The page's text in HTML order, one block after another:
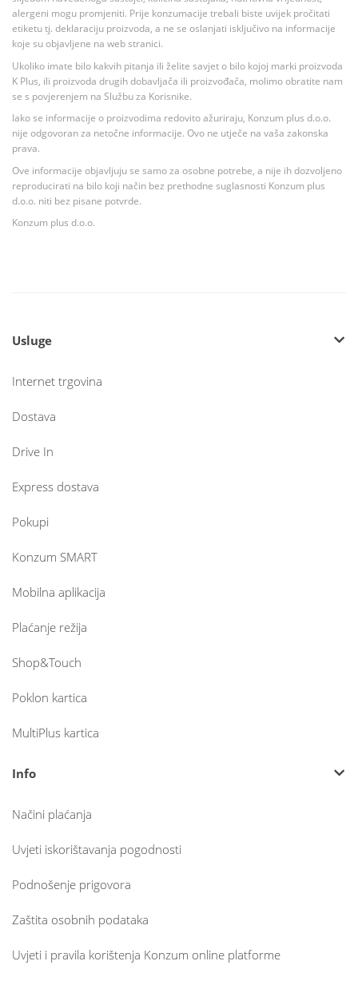
alergeni mogu promjeniti. Prije konzumacije trebali biste uvijek pročitati
etiketu tj. deklaraciju proizvoda, a ne se oslanjati isključivo na informacije
koje su objavljene na web stranici.
Ukoliko imate bilo kakvih pitanja ili želite savjet o bilo kojoj marki proizvoda
K Plus, ili proizvoda drugih dobavljača ili proizvođača, molimo obratite nam
se s povjerenjem na Službu za Korisnike.
Iako se informacije o proizvodima redovito ažuriraju, Konzum plus d.o.o.
nije odgovoran za netočne informacije. Ovo ne utječe na vaša zakonska
prava.
Ove informacije objavljuju se samo za osobne potrebe, a nije ih dozvoljeno
reproducirati na bilo koji način bez prethodne suglasnosti Konzum plus
d.o.o. niti bez pisane potvrde.
Konzum plus d.o.o.
Usluge
Internet trgovina
Dostava
Drive In
Express dostava
Pokupi
Konzum SMART
Mobilna aplikacija
Plaćanje režija
Shop&Touch
Poklon kartica
MultiPlus kartica
Info
Načini plaćanja
Uvjeti iskorištavanja pogodnosti
Podnošenje prigovora
Zaštita osobnih podataka
Uvjeti i pravila korištenja Konzum online platforme